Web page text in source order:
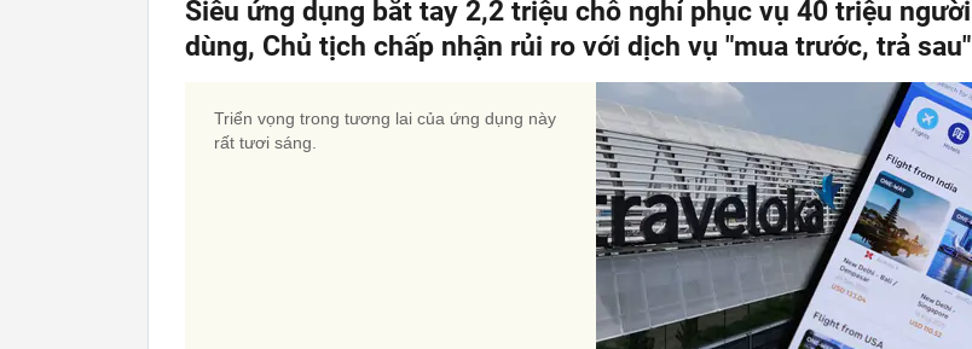
Siêu ứng dụng bắt tay 2,2 triệu chỗ nghỉ phục vụ 40 triệu người
dùng, Chủ tịch chấp nhận rủi ro với dịch vụ "mua trước, trả sau"
Triển vọng trong tương lai của ứng dụng này
rất tươi sáng.